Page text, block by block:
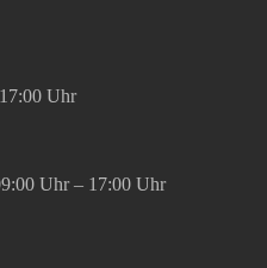
Uhr
Uhr – 17:00 Uhr